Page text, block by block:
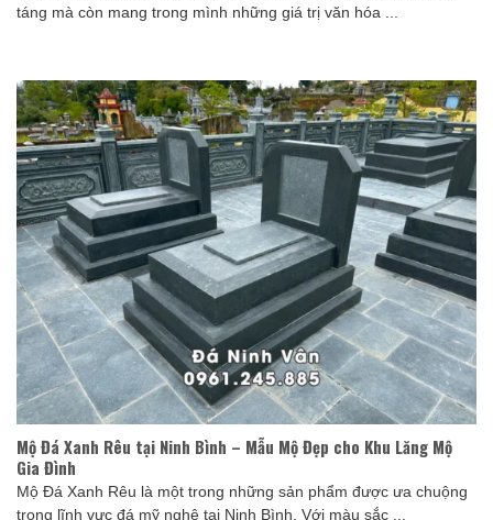
táng mà còn mang trong mình những giá trị văn hóa ...
Mộ Đá Xanh Rêu tại Ninh Bình – Mẫu Mộ Đẹp cho Khu Lăng Mộ
Gia Đình
Mộ Đá Xanh Rêu là một trong những sản phẩm được ưa chuộng
trong lĩnh vực đá mỹ nghệ tại Ninh Bình. Với màu sắc ...